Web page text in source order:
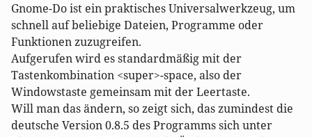
Gnome-Do ist ein praktisches Universalwerkzeug, um
schnell auf beliebige Dateien, Programme oder
Funktionen zuzugreifen.
Aufgerufen wird es standardmäßig mit der
Tastenkombination <super>-space, also der
Windowstaste gemeinsam mit der Leertaste.
Will man das ändern, so zeigt sich, das zumindest die
deutsche Version 0.8.5 des Programms sich unter